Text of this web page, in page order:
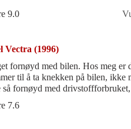
9.0
Vectra (1996)
fornøyd med bilen. Hos meg er
til å ta knekken på bilen, ikke
så fornøyd med drivstoffforbruket,
7.6